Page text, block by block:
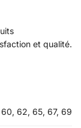
et qualité.
60, 62, 65, 67, 69